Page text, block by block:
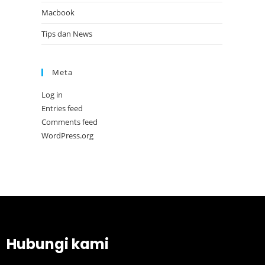
Macbook
Tips dan News
Meta
Log in
Entries feed
Comments feed
WordPress.org
Hubungi kami